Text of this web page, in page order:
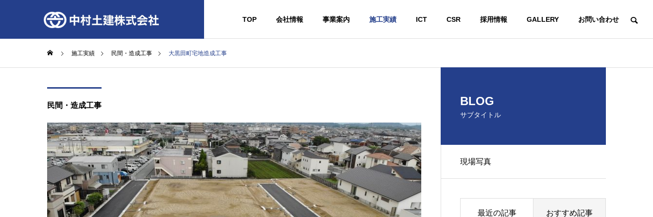
TOP 会社情報 事業案内 施工実績 ICT CSR 採用情報 GALLERY お問い合わせ
施工実績 民間・造成工事 大黒田町宅地造成工事
民間・造成工事 BLOG
サブタイトル
現場写真
最近の記事 おすすめ記事